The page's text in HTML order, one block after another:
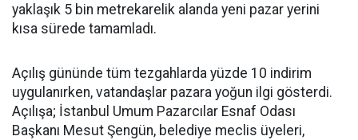
yaklaşık 5 bin metrekarelik alanda yeni pazar yerini
kısa sürede tamamladı.
Açılış gününde tüm tezgahlarda yüzde 10 indirim
uygulanırken, vatandaşlar pazara yoğun ilgi gösterdi.
Açılışa; İstanbul Umum Pazarcılar Esnaf Odası
Başkanı Mesut Şengün, belediye meclis üyeleri,